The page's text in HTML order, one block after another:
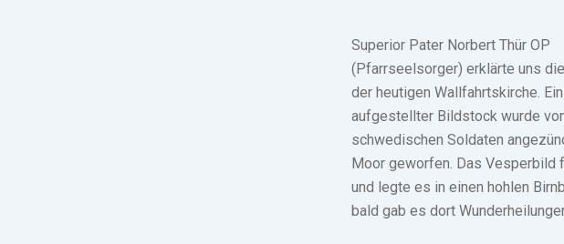
Superior Pater Norbert Thür OP
(Pfarrseelsorger) erklärte uns
der heutigen Wallfahrtskirche.
aufgestellter Bildstock wurde
schwedischen Soldaten
Moor geworfen. Das Vesperbild
und legte es in einen hohlen
bald gab es dort